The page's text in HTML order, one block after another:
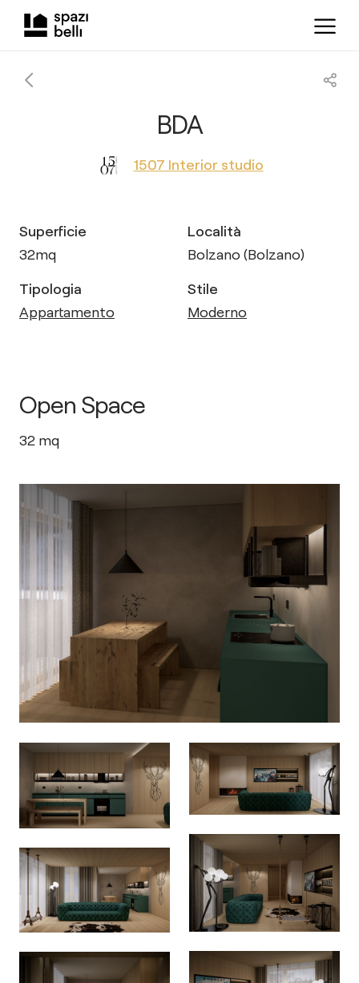
BDA
1507 Interior studio
Superficie
32mq
Località
Bolzano (Bolzano)
Tipologia
Appartamento
Stile
Moderno
Open Space
32 mq